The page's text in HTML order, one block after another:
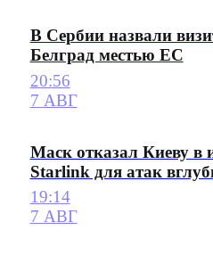
В Сербии назвали
Белград местью ЕС
20:56
7 АВГ
Маск отказал Киеву в
Starlink для атак
19:14
7 АВГ